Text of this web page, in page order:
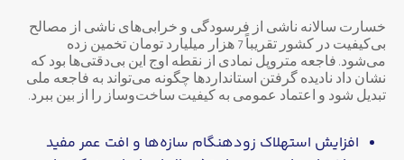
خسارت سالانه ناشی از فرسودگی و خرابی‌های ناشی از مصالح
بی‌کیفیت در کشور تقریباً 7 هزار میلیارد تومان تخمین زده
می‌شود. فاجعه متروپل نمادی از نقطه اوج این بی‌دقتی‌ها بود که
نشان داد نادیده گرفتن استانداردها چگونه می‌تواند به فاجعه ملی
تبدیل شود و اعتماد عمومی به کیفیت ساخت‌وساز را از بین ببرد.
افزایش استهلاک زودهنگام سازه‌ها و افت عمر مفید